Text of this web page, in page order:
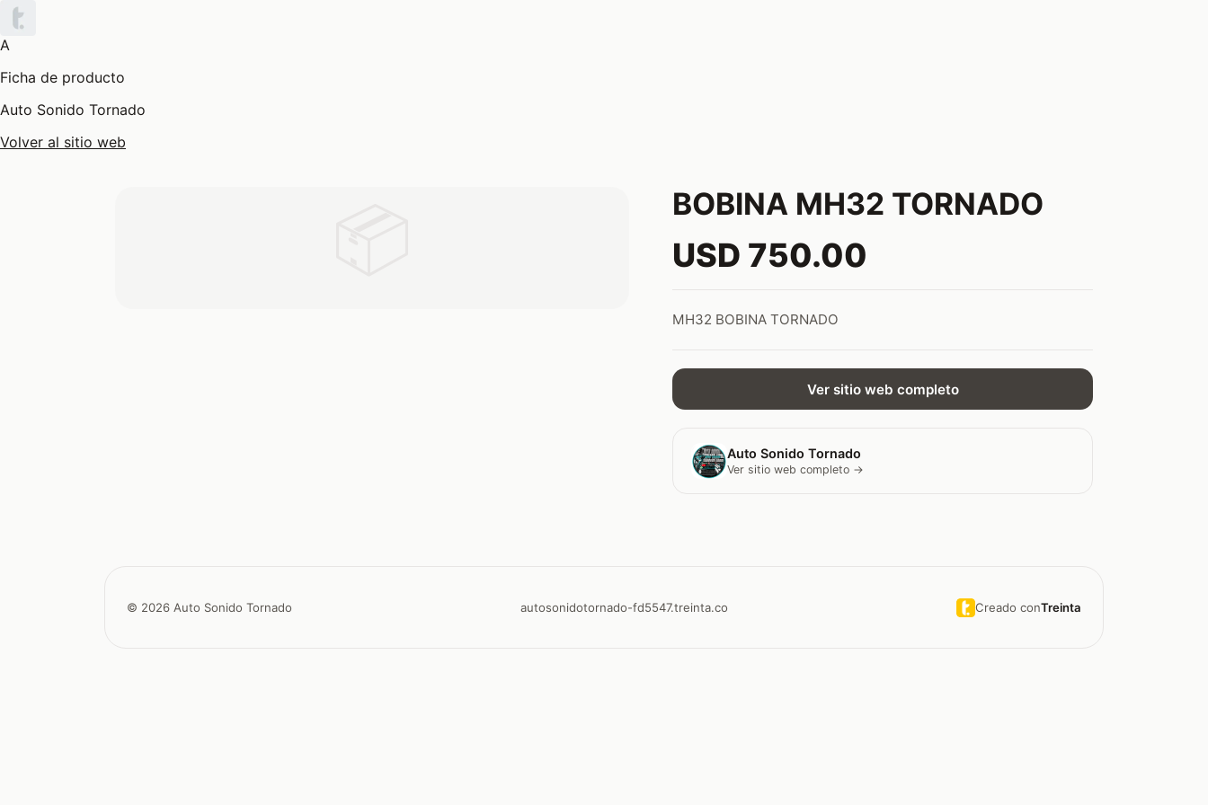
A
Ficha de producto
Auto Sonido Tornado
Volver al sitio web
BOBINA MH32 TORNADO
USD 750.00
MH32 BOBINA TORNADO
Ver sitio web completo
Auto Sonido Tornado
Ver sitio web completo →
© 2026 Auto Sonido Tornado autosonidotornado-fd5547.treinta.co Creado conTreinta